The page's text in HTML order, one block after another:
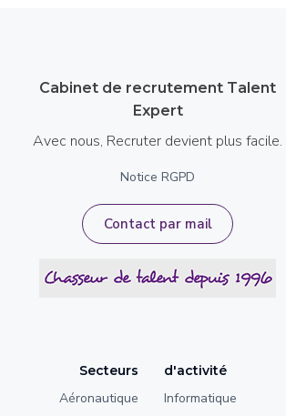
Cabinet de recrutement Talent
Expert
Avec nous, Recruter devient plus facile.
Notice RGPD
Contact par mail
Secteurs
Aéronautique
d'activité
Informatique